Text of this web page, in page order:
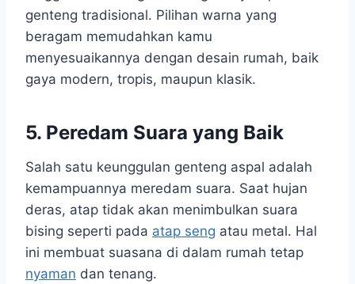
genteng tradisional. Pilihan warna yang
beragam memudahkan kamu
menyesuaikannya dengan desain rumah, baik
gaya modern, tropis, maupun klasik.
5. Peredam Suara yang Baik
Salah satu keunggulan genteng aspal adalah
kemampuannya meredam suara. Saat hujan
deras, atap tidak akan menimbulkan suara
bising seperti pada atap seng atau metal. Hal
ini membuat suasana di dalam rumah tetap
nyaman dan tenang.